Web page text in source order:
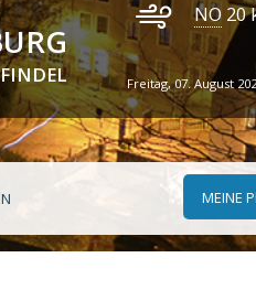
FINDEL
NO 20
Freitag, 07. August
MEINE